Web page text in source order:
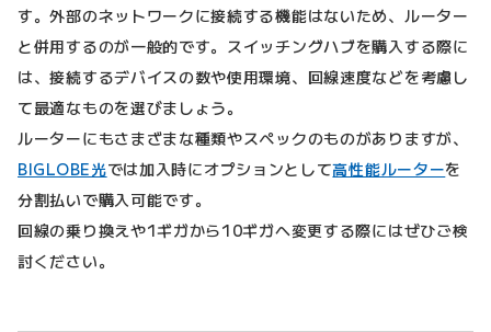
す。外部のネットワークに接続する機能はないため、ルーター
と併用するのが一般的です。スイッチングハブを購入する際に
は、接続するデバイスの数や使用環境、回線速度などを考慮し
て最適なものを選びましょう。
ルーターにもさまざまな種類やスペックのものがありますが、
BIGLOBE光では加入時にオプションとして高性能ルーターを
分割払いで購入可能です。
回線の乗り換えや1ギガから10ギガへ変更する際にはぜひご検
討ください。